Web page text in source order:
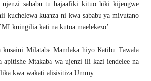
ujenzi sababu tu hajaafiki kituo hiki kijengwe
kuchelewa kuanza ni kwa sababu ya mivutano
kuingilia kati na kutoa maelekezo’
kusaini Milataba Mamlaka hiyo Katibu Tawala
apitishe Mtakaba wa ujenzi ili kazi iendelee na
kwa wakati alisisitiza Ummy.